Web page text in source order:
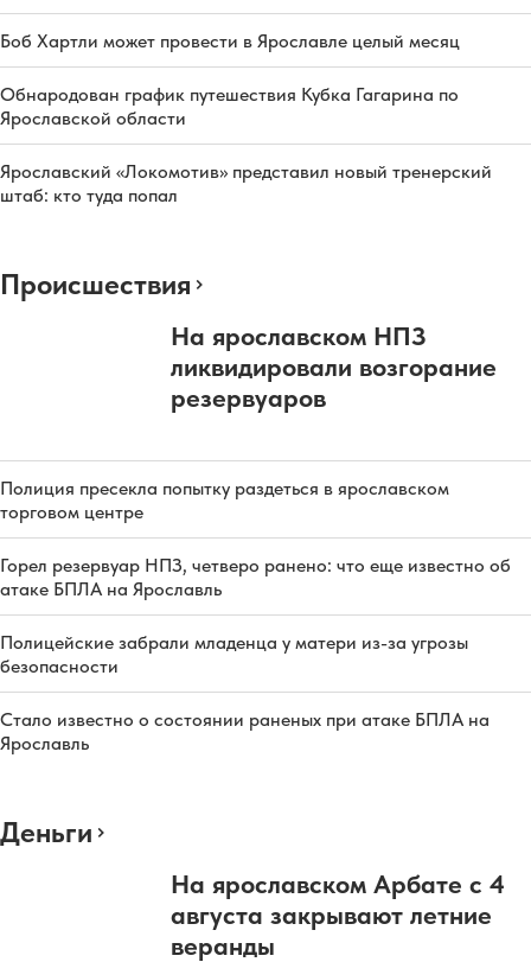
Боб Хартли может провести в Ярославле целый месяц
Обнародован график путешествия Кубка Гагарина по
Ярославской области
Ярославский «Локомотив» представил новый тренерский
штаб: кто туда попал
Происшествия
На ярославском НПЗ
ликвидировали возгорание
резервуаров
Полиция пресекла попытку раздеться в ярославском
торговом центре
Горел резервуар НПЗ, четверо ранено: что еще известно об
атаке БПЛА на Ярославль
Полицейские забрали младенца у матери из-за угрозы
безопасности
Стало известно о состоянии раненых при атаке БПЛА на
Ярославль
Деньги
На ярославском Арбате с 4
августа закрывают летние
веранды